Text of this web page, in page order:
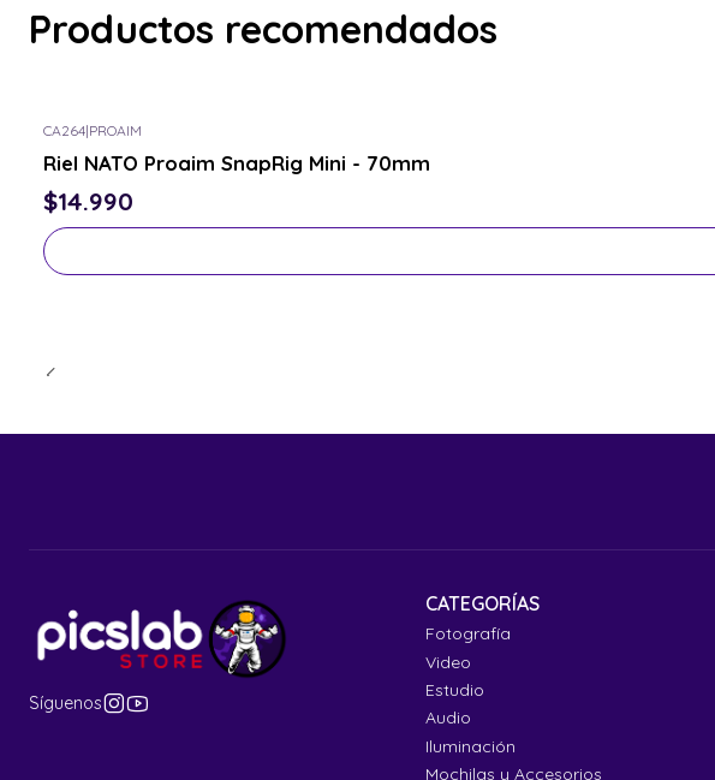
Productos recomendados
CA264|PROAIM
Riel NATO Proaim SnapRig Mini - 70mm
$14.990
Síguenos
CATEGORÍAS
Fotografía
Video
Estudio
Audio
Iluminación
Mochilas y Accesorios